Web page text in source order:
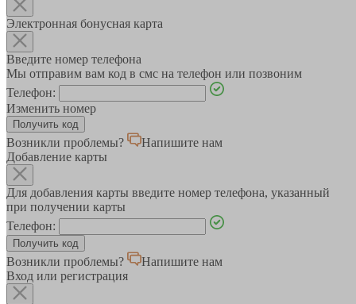
Электронная бонусная карта
Введите номер телефона
Мы отправим вам код в смс на телефон или позвоним
Телефон:
Изменить номер
Возникли проблемы?
Напишите нам
Добавление карты
Для добавления карты введите номер телефона, указанный
при получении карты
Телефон:
Возникли проблемы?
Напишите нам
Вход или регистрация